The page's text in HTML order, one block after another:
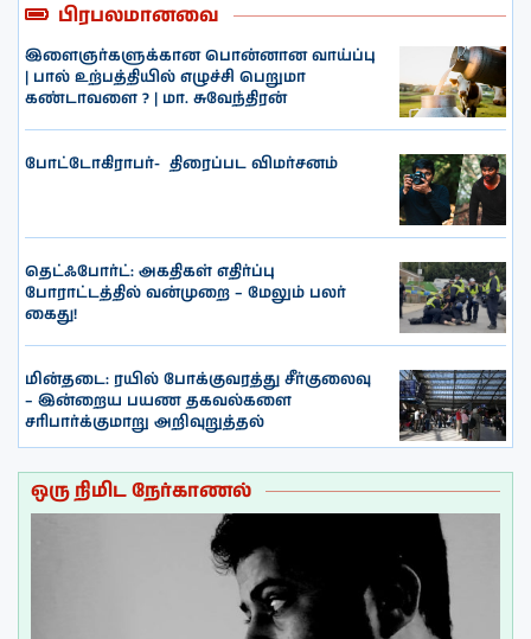
பிரபலமானவை
இளைஞர்களுக்கான பொன்னான வாய்ப்பு
| பால் உற்பத்தியில் எழுச்சி பெறுமா
கண்டாவளை ? | மா. சுவேந்திரன்
போட்டோகிராபர்- ‌ திரைப்பட விமர்சனம்
தெட்ஃபோர்ட்: அகதிகள் எதிர்ப்பு
போராட்டத்தில் வன்முறை – மேலும் பலர்
கைது!
மின்தடை: ரயில் போக்குவரத்து சீர்குலைவு
– இன்றைய பயண தகவல்களை
சரிபார்க்குமாறு அறிவுறுத்தல்
ஒரு நிமிட நேர்காணல்